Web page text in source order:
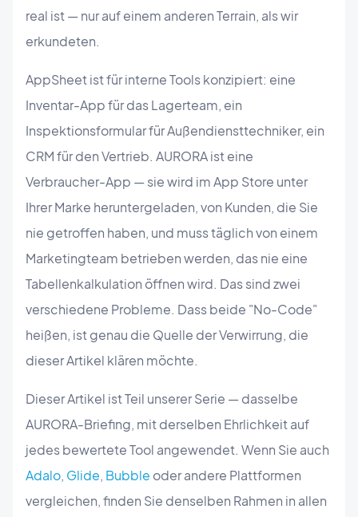
real ist — nur auf einem anderen Terrain, als wir
erkundeten.
AppSheet ist für interne Tools konzipiert: eine
Inventar-App für das Lagerteam, ein
Inspektionsformular für Außendiensttechniker, ein
CRM für den Vertrieb. AURORA ist eine
Verbraucher-App — sie wird im App Store unter
Ihrer Marke heruntergeladen, von Kunden, die Sie
nie getroffen haben, und muss täglich von einem
Marketingteam betrieben werden, das nie eine
Tabellenkalkulation öffnen wird. Das sind zwei
verschiedene Probleme. Dass beide "No-Code"
heißen, ist genau die Quelle der Verwirrung, die
dieser Artikel klären möchte.
Dieser Artikel ist Teil unserer Serie — dasselbe
AURORA-Briefing, mit derselben Ehrlichkeit auf
jedes bewertete Tool angewendet. Wenn Sie auch
Adalo, Glide, Bubble oder andere Plattformen
vergleichen, finden Sie denselben Rahmen in allen